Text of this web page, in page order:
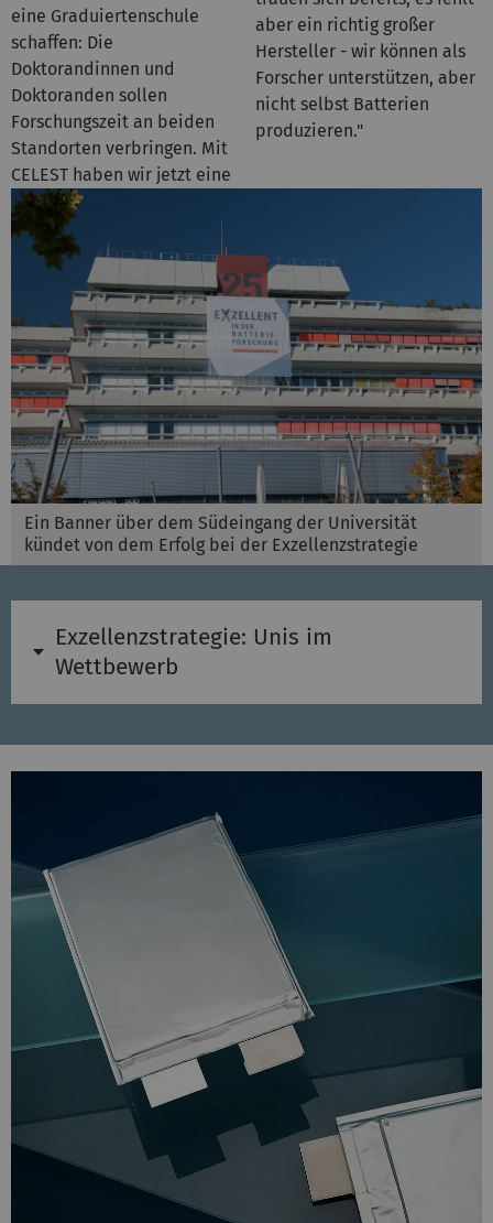
eine Graduiertenschule
schaffen: Die
Doktorandinnen und
Doktoranden sollen
Forschungszeit an beiden
Standorten verbringen. Mit
CELEST haben wir jetzt eine
aber ein richtig großer
Hersteller - wir können als
Forscher unterstützen, aber
nicht selbst Batterien
produzieren."
Ein Banner über dem Südeingang der Universität
kündet von dem Erfolg bei der Exzellenzstrategie
Exzellenzstrategie: Unis im
Wettbewerb